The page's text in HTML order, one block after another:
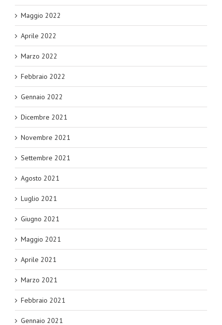
Maggio 2022
Aprile 2022
Marzo 2022
Febbraio 2022
Gennaio 2022
Dicembre 2021
Novembre 2021
Settembre 2021
Agosto 2021
Luglio 2021
Giugno 2021
Maggio 2021
Aprile 2021
Marzo 2021
Febbraio 2021
Gennaio 2021